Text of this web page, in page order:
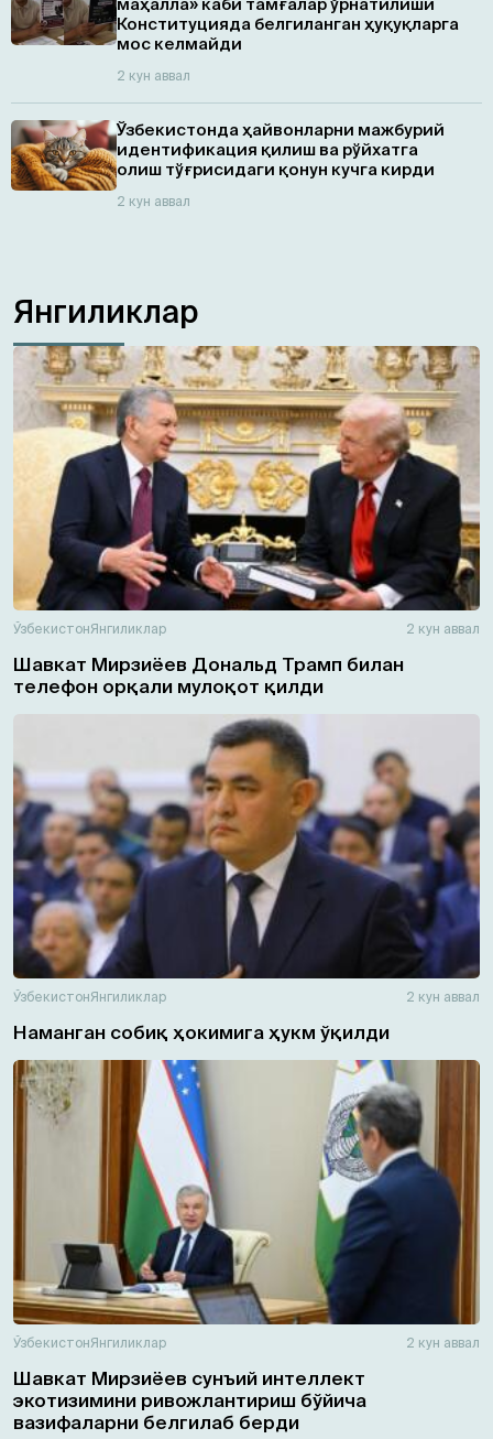
Конституцияда белгиланган ҳуқуқларга
мос келмайди
2 кун аввал
Ўзбекистонда ҳайвонларни мажбурий
идентификация қилиш ва рўйхатга
олиш тўғрисидаги қонун кучга кирди
2 кун аввал
Янгиликлар
ЎзбекистонЯнгиликлар 2 кун аввал
Шавкат Мирзиёев Дональд Трамп билан
телефон орқали мулоқот қилди
ЎзбекистонЯнгиликлар 2 кун аввал
Наманган собиқ ҳокимига ҳукм ўқилди
ЎзбекистонЯнгиликлар 2 кун аввал
Шавкат Мирзиёев сунъий интеллект
экотизимини ривожлантириш бўйича
вазифаларни белгилаб берди